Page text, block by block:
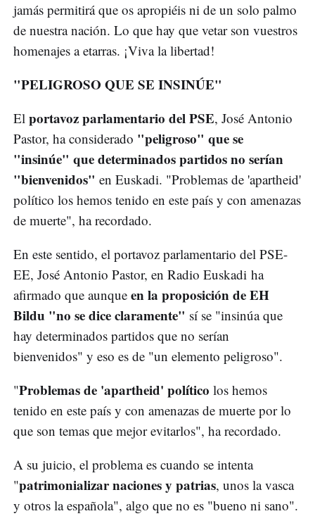
jamás permitirá que os apropiéis ni de un solo palmo
de nuestra nación. Lo que hay que vetar son vuestros
homenajes a etarras. ¡Viva la libertad!
"PELIGROSO QUE SE INSINÚE"
El portavoz parlamentario del PSE, José Antonio
Pastor, ha considerado "peligroso" que se
"insinúe" que determinados partidos no serían
"bienvenidos" en Euskadi. "Problemas de 'apartheid'
político los hemos tenido en este país y con amenazas
de muerte", ha recordado.
En este sentido, el portavoz parlamentario del PSE-
EE, José Antonio Pastor, en Radio Euskadi ha
afirmado que aunque en la proposición de EH
Bildu "no se dice claramente" sí se "insinúa que
hay determinados partidos que no serían
bienvenidos" y eso es de "un elemento peligroso".
"Problemas de 'apartheid' político los hemos
tenido en este país y con amenazas de muerte por lo
que son temas que mejor evitarlos", ha recordado.
A su juicio, el problema es cuando se intenta
"patrimonializar naciones y patrias, unos la vasca
y otros la española", algo que no es "bueno ni sano".